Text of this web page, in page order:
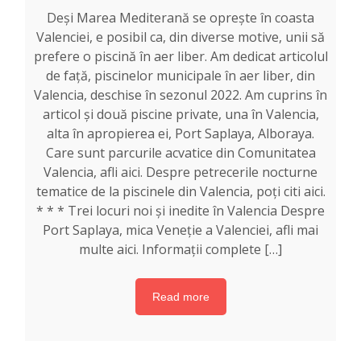
Deși Marea Mediterană se oprește în coasta
Valenciei, e posibil ca, din diverse motive, unii să
prefere o piscină în aer liber. Am dedicat articolul
de față, piscinelor municipale în aer liber, din
Valencia, deschise în sezonul 2022. Am cuprins în
articol și două piscine private, una în Valencia,
alta în apropierea ei, Port Saplaya, Alboraya.
Care sunt parcurile acvatice din Comunitatea
Valencia, afli aici. Despre petrecerile nocturne
tematice de la piscinele din Valencia, poți citi aici.
* * * Trei locuri noi și inedite în Valencia Despre
Port Saplaya, mica Veneție a Valenciei, afli mai
multe aici. Informații complete […]
Read more